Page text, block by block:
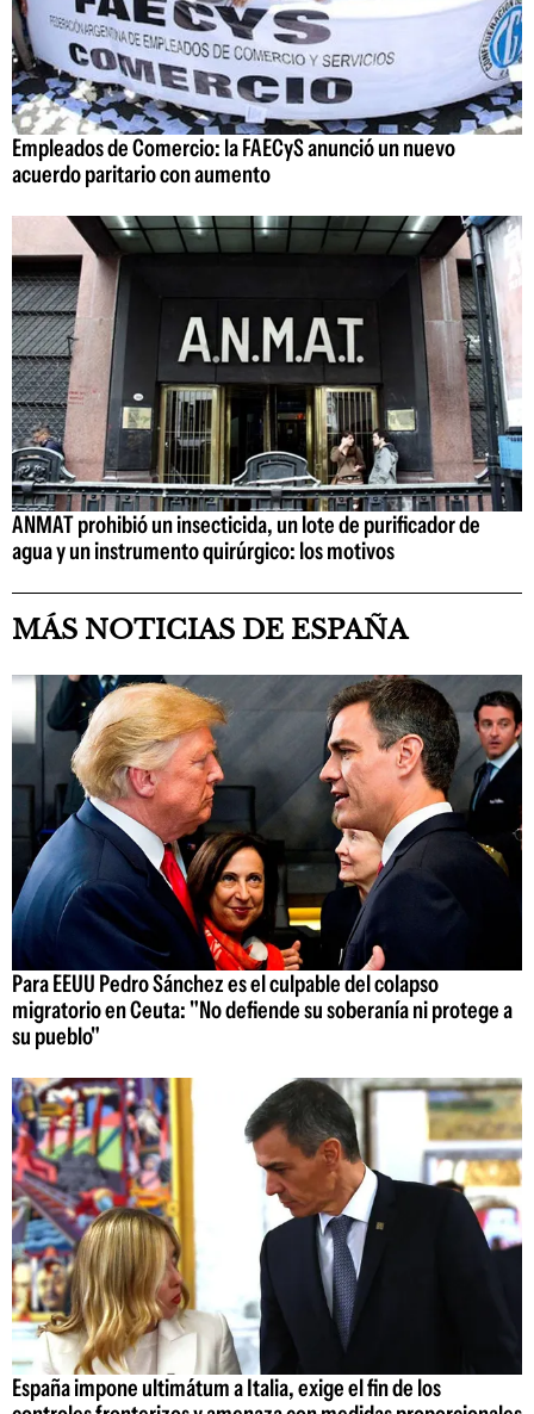
Empleados de Comercio: la FAECyS anunció un nuevo
acuerdo paritario con aumento
ANMAT prohibió un insecticida, un lote de purificador de
agua y un instrumento quirúrgico: los motivos
MÁS NOTICIAS DE ESPAÑA
Para EEUU Pedro Sánchez es el culpable del colapso
migratorio en Ceuta: "No defiende su soberanía ni protege a
su pueblo"
España impone ultimátum a Italia, exige el fin de los